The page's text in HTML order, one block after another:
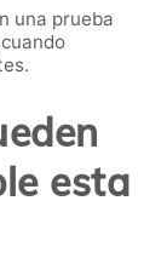
una prueba
esta